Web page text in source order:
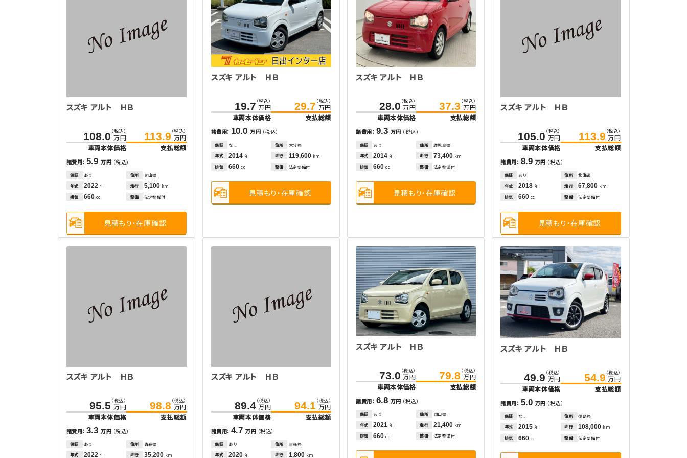
スズキ アルト ＨＢ
108.0 （税込）
万円
車両本体価格
113.9 （税込）
万円
支払総額
諸費用： 5.9 万円 （税込）
保証 あり 住所
岡山県
年式
2022 年 走行 5,100 km
排気
660 cc 整備 法定整備付
見積もり・在庫確認
スズキ アルト ＨＢ
19.7 （税込）
万円
車両本体価格
29.7 （税込）
万円
支払総額
諸費用： 10.0万円 （税込）
保証 なし 住所
大分県
年式
2014年 走行 119,600 km
排気
660cc 整備 法定整備付
見積もり・在庫確認
スズキ アルト ＨＢ
28.0 （税込）
万円
車両本体価格
37.3 （税込）
万円
支払総額
諸費用： 9.3 万円 （税込）
保証 あり 住所
鹿児島県
年式
2014年 走行 73,400 km
排気
660cc 整備 法定整備付
見積もり・在庫確認
スズキ アルト ＨＢ
105.0 （税込）
万円
車両本体価格
113.9 （税込）
万円
支払総額
諸費用： 8.9 万円 （税込）
保証 あり 住所
北海道
年式
2018 年 走行 67,800 km
排気
660 cc 整備 法定整備付
見積もり・在庫確認
スズキ アルト ＨＢ
95.5 （税込）
万円
車両本体価格
98.8 （税込）
万円
支払総額
諸費用： 3.3 万円 （税込）
保証 あり 住所
青森県
年式
2022 年 走行 35,200 km
スズキ アルト ＨＢ
89.4（税込）
万円
車両本体価格
94.1（税込）
万円
支払総額
諸費用：4.7万円 （税込）
保証 あり 住所
青森県
年式
2020年 走行 1,800 km
スズキ アルト ＨＢ
73.0 （税込）
万円
車両本体価格
79.8 （税込）
万円
支払総額
諸費用： 6.8 万円 （税込）
保証 あり 住所
岡山県
年式
2021年 走行 21,400 km
排気
660cc 整備 法定整備付
スズキ アルト ＨＢ
49.9 （税込）
万円
車両本体価格
54.9 （税込）
万円
支払総額
諸費用： 5.0 万円 （税込）
保証 なし 住所
徳島県
年式
2015 年 走行 108,000 km
排気
660 cc 整備 法定整備付